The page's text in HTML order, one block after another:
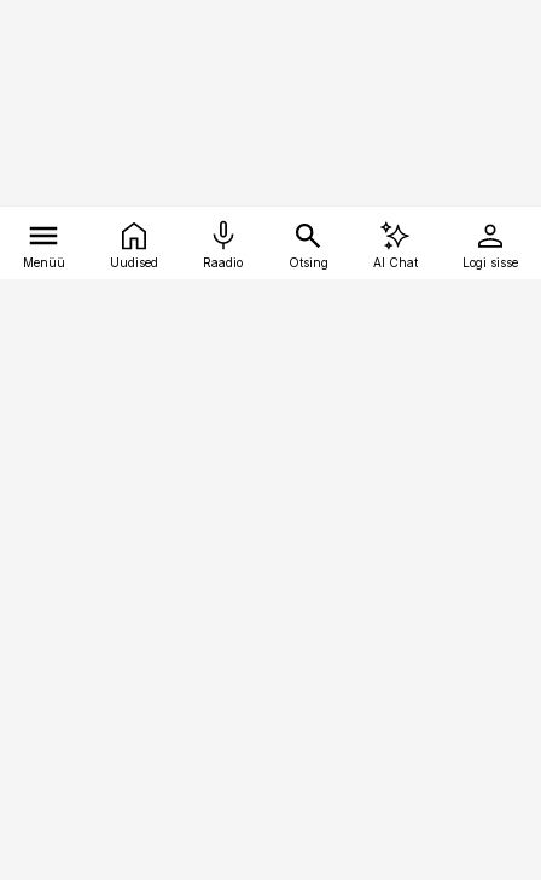
Menüü Uudised Raadio Otsing AI Chat Logi sisse